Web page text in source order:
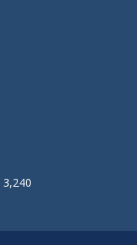
3,240